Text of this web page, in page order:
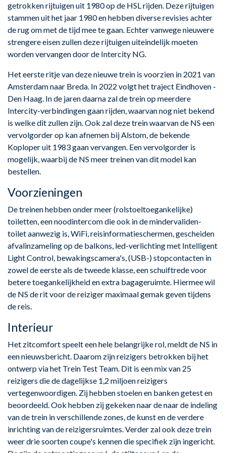
getrokken rijtuigen uit 1980 op de HSL rijden. Deze rijtuigen
stammen uit het jaar 1980 en hebben diverse revisies achter
de rug om met de tijd mee te gaan. Echter vanwege nieuwere
strengere eisen zullen deze rijtuigen uiteindelijk moeten
worden vervangen door de Intercity NG.
Het eerste ritje van deze nieuwe trein is voorzien in 2021 van
Amsterdam naar Breda. In 2022 volgt het traject Eindhoven -
Den Haag. In de jaren daarna zal de trein op meerdere
Intercity-verbindingen gaan rijden, waarvan nog niet bekend
is welke dit zullen zijn. Ook zal deze trein waarvan de NS een
vervolgorder op kan afnemen bij Alstom, de bekende
Koploper uit 1983 gaan vervangen. Een vervolgorder is
mogelijk, waarbij de NS meer treinen van dit model kan
bestellen.
Voorzieningen
De treinen hebben onder meer (rolstoeltoegankelijke)
toiletten, een noodintercom die ook in de mindervaliden-
toilet aanwezig is, WiFi, reisinformatieschermen, gescheiden
afvalinzameling op de balkons, led-verlichting met Intelligent
Light Control, bewakingscamera's, (USB-) stopcontacten in
zowel de eerste als de tweede klasse, een schuiftrede voor
betere toegankelijkheid en extra bagageruimte. Hiermee wil
de NS de rit voor de reiziger maximaal gemak geven tijdens
de reis.
Interieur
Het zitcomfort speelt een hele belangrijke rol, meldt de NS in
een nieuwsbericht. Daarom zijn reizigers betrokken bij het
ontwerp via het Trein Test Team. Dit is een mix van 25
reizigers die de dagelijkse 1,2 miljoen reizigers
vertegenwoordigen. Zij hebben stoelen en banken getest en
beoordeeld. Ook hebben zij gekeken naar de naar de indeling
van de trein in verschillende zones, de kunst en de verdere
inrichting van de reizigersruimtes. Verder zal ook deze trein
weer drie soorten coupe's kennen die specifiek zijn ingericht.